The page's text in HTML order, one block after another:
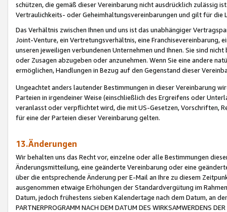
schützen, die gemäß dieser Vereinbarung nicht ausdrücklich zulässig
Vertraulichkeits- oder Geheimhaltungsvereinbarungen und gilt für die
Das Verhältnis zwischen Ihnen und uns ist das unabhängiger
Joint-Venture, ein Vertretungsverhältnis, eine Franchisevereinbarung,
unseren jeweiligen verbundenen Unternehmen und Ihnen. Sie sind
oder Zusagen abzugeben oder anzunehmen. Wenn Sie eine andere
ermöglichen, Handlungen in Bezug auf den Gegenstand dieser
Ungeachtet anders lautender Bestimmungen in dieser Vereinbarung
Parteien in irgendeiner Weise (einschließlich des Ergreifens oder
veranlasst oder verpflichtet wird, die mit US-Gesetzen, Vorschriften,
für eine der Parteien dieser Vereinbarung gelten.
13.Änderungen
Wir behalten uns das Recht vor, einzelne oder alle Bestimmungen
Änderungsmitteilung, eine geänderte Vereinbarung oder eine
über die entsprechende Änderung per E-Mail an Ihre zu diesem
ausgenommen etwaige Erhöhungen der Standardvergütung im
Datum, jedoch frühestens sieben Kalendertage nach dem Datum, an
PARTNERPROGRAMM NACH DEM DATUM DES WIRKSAMWERDENS